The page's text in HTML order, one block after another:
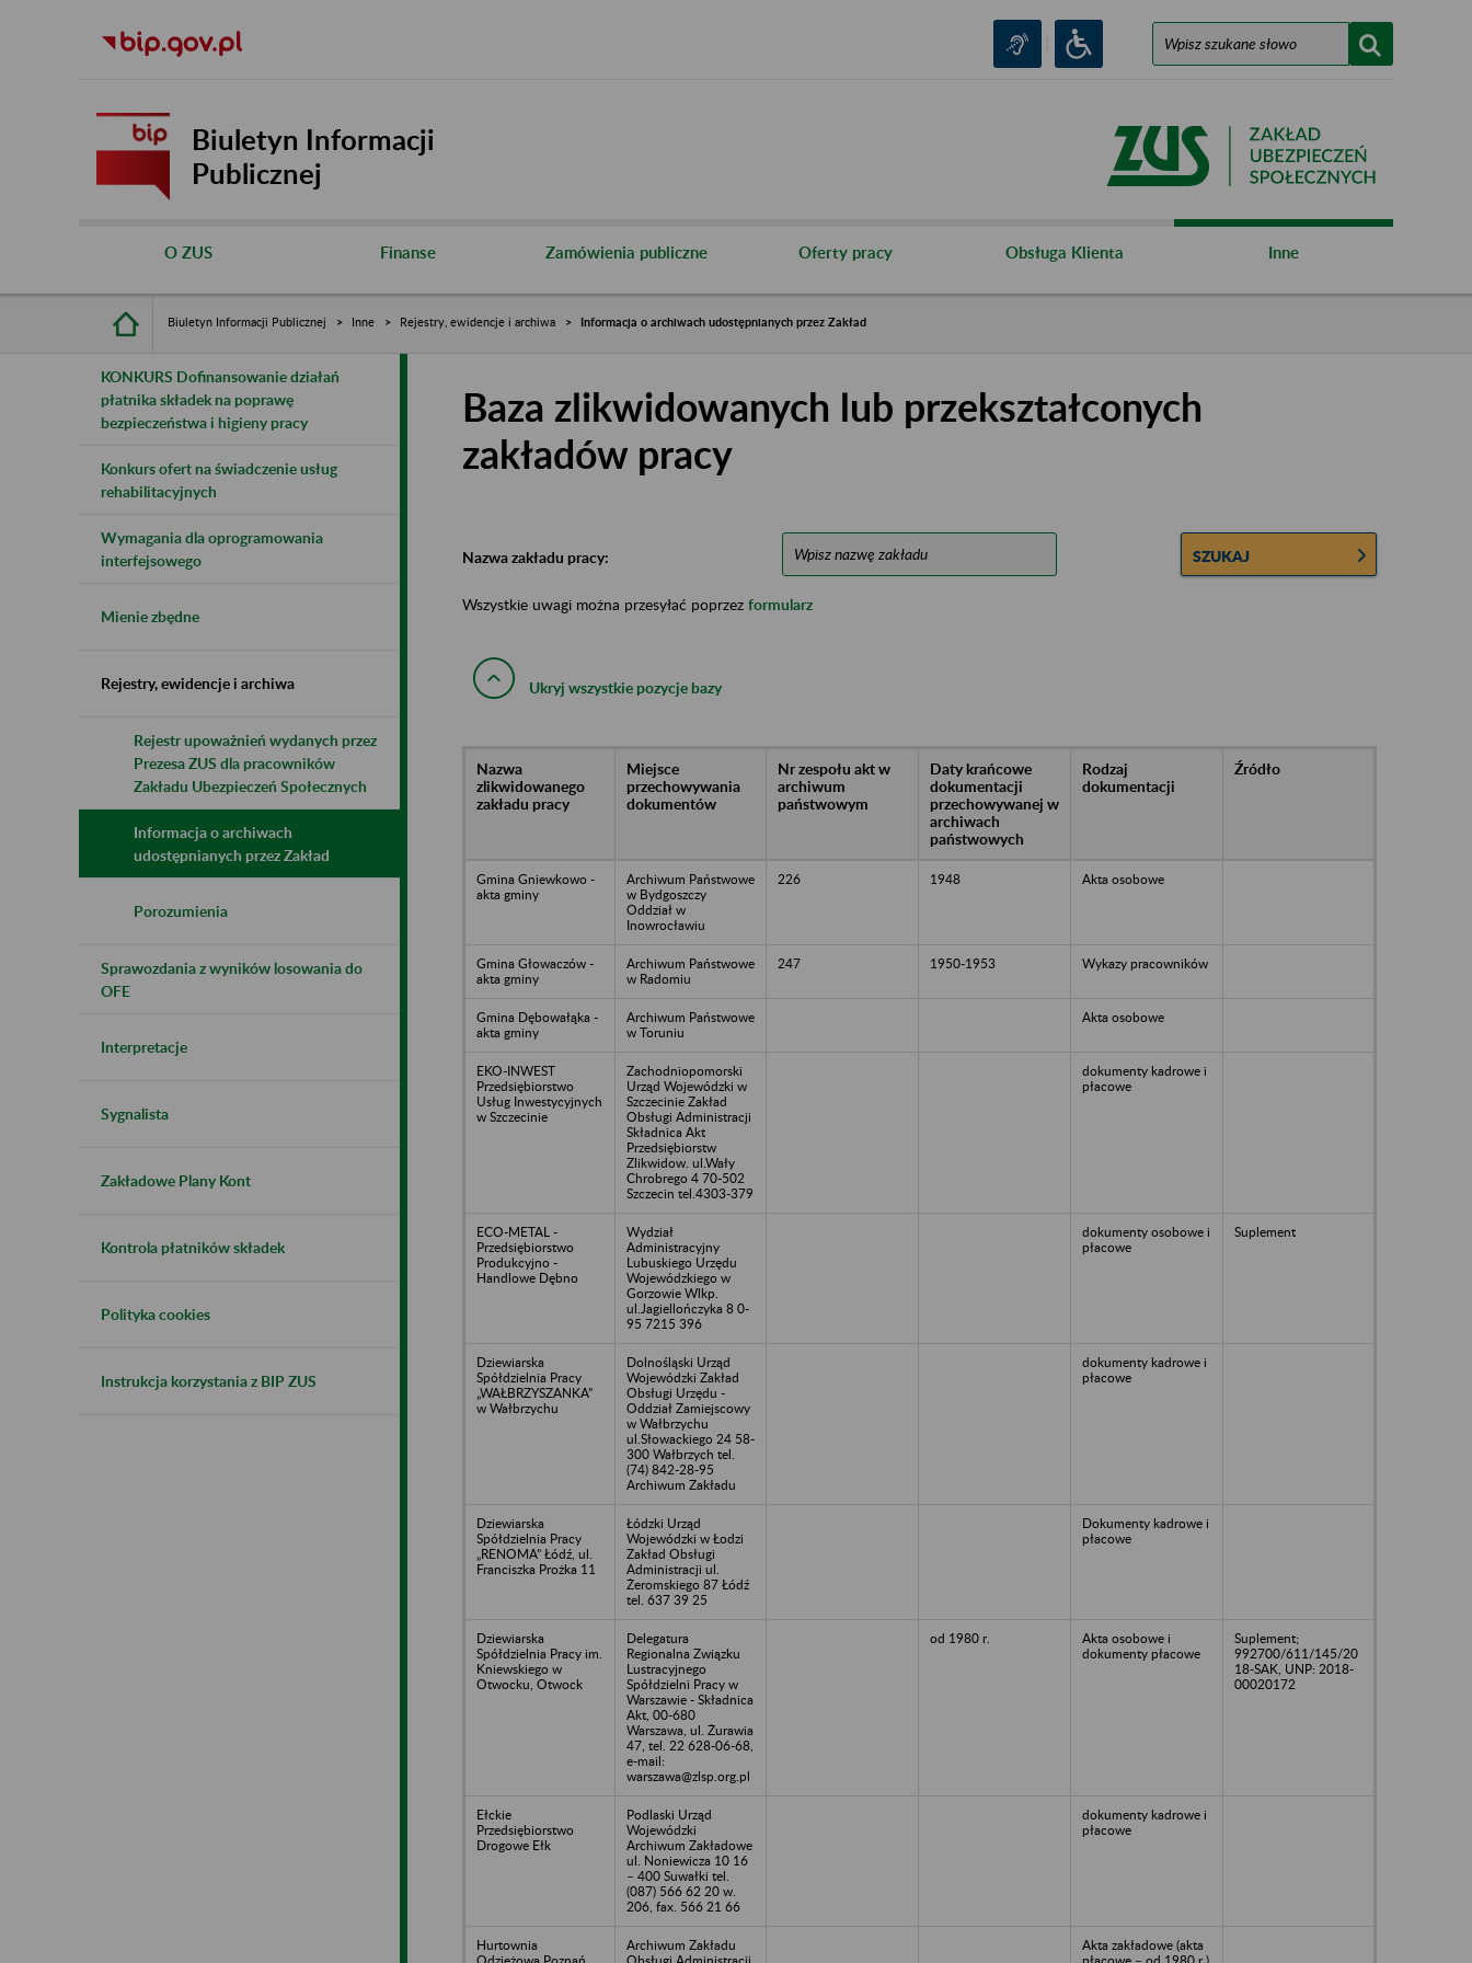
Biuletyn Informacji
Publicznej
O ZUS Finanse Zamówienia publiczne Oferty pracy Obsługa Klienta Inne
Biuletyn Informacji Publicznej Inne Rejestry, ewidencje i archiwa Informacja o archiwach udostępnianych przez Zakład
KONKURS Dofinansowanie działań
płatnika składek na poprawę
bezpieczeństwa i higieny pracy
Konkurs ofert na świadczenie usług
rehabilitacyjnych
Wymagania dla oprogramowania
interfejsowego
Mienie zbędne
Rejestry, ewidencje i archiwa
Rejestr upoważnień wydanych przez
Prezesa ZUS dla pracowników
Zakładu Ubezpieczeń Społecznych
Informacja o archiwach
udostępnianych przez Zakład
Porozumienia
Sprawozdania z wyników losowania do
OFE
Interpretacje
Sygnalista
Zakładowe Plany Kont
Kontrola płatników składek
Polityka cookies
Instrukcja korzystania z BIP ZUS
Baza zlikwidowanych lub przekształconych
zakładów pracy
Nazwa zakładu pracy: SZUKAJ
Wszystkie uwagi można przesyłać poprzez formularz
Ukryj wszystkie pozycje bazy
Nazwa
zlikwidowanego
zakładu pracy
Miejsce
przechowywania
dokumentów
Nr zespołu akt w
archiwum
państwowym
Daty krańcowe
dokumentacji
przechowywanej w
archiwach
państwowych
Rodzaj
dokumentacji
Źródło
Gmina Gniewkowo -
akta gminy
Archiwum Państwowe
w Bydgoszczy
Oddział w
Inowrocławiu
226 1948 Akta osobowe
Gmina Głowaczów -
akta gminy
Archiwum Państwowe
w Radomiu
247 1950-1953 Wykazy pracowników
Gmina Dębowałąka -
akta gminy
Archiwum Państwowe
w Toruniu
Akta osobowe
EKO-INWEST
Przedsiębiorstwo
Usług Inwestycyjnych
w Szczecinie
Zachodniopomorski
Urząd Wojewódzki w
Szczecinie Zakład
Obsługi Administracji
Składnica Akt
Przedsiębiorstw
Zlikwidow. ul.Wały
Chrobrego 4 70-502
Szczecin tel.4303-379
dokumenty kadrowe i
płacowe
ECO-METAL -
Przedsiębiorstwo
Produkcyjno -
Handlowe Dębno
Wydział
Administracyjny
Lubuskiego Urzędu
Wojewódzkiego w
Gorzowie Wlkp.
ul.Jagiellończyka 8 0-
95 7215 396
dokumenty osobowe i
płacowe
Suplement
Dziewiarska
Spółdzielnia Pracy
„WAŁBRZYSZANKA”
w Wałbrzychu
Dolnośląski Urząd
Wojewódzki Zakład
Obsługi Urzędu -
Oddział Zamiejscowy
w Wałbrzychu
ul.Słowackiego 24 58-
300 Wałbrzych tel.
(74) 842-28-95
Archiwum Zakładu
dokumenty kadrowe i
płacowe
Dziewiarska
Spółdzielnia Pracy
„RENOMA” Łódź, ul.
Franciszka Prożka 11
Łódzki Urząd
Wojewódzki w Łodzi
Zakład Obsługi
Administracji ul.
Żeromskiego 87 Łódź
tel. 637 39 25
Dokumenty kadrowe i
płacowe
Dziewiarska
Spółdzielnia Pracy im.
Kniewskiego w
Otwocku, Otwock
Delegatura
Regionalna Związku
Lustracyjnego
Spółdzielni Pracy w
Warszawie - Składnica
Akt, 00-680
Warszawa, ul. Żurawia
47, tel. 22 628-06-68,
e-mail:
warszawa@zlsp.org.pl
od 1980 r.
Akta osobowe i
dokumenty płacowe
Suplement;
992700/611/145/20
18-SAK, UNP: 2018-
00020172
Ełckie
Przedsiębiorstwo
Drogowe Ełk
Podlaski Urząd
Wojewódzki
Archiwum Zakładowe
ul. Noniewicza 10 16
– 400 Suwałki tel.
(087) 566 62 20 w.
206, fax. 566 21 66
dokumenty kadrowe i
płacowe
Hurtownia
Archiwum Zakładu
Akta zakładowe (akta